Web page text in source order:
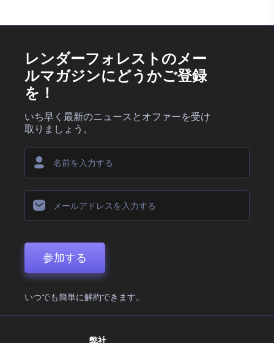
レンダーフォレストのメー
ルマガジンにどうかご登録
を！
いち早く最新のニュースとオファーを受け
取りましょう。
参加する
いつでも簡単に解約できます。
弊社